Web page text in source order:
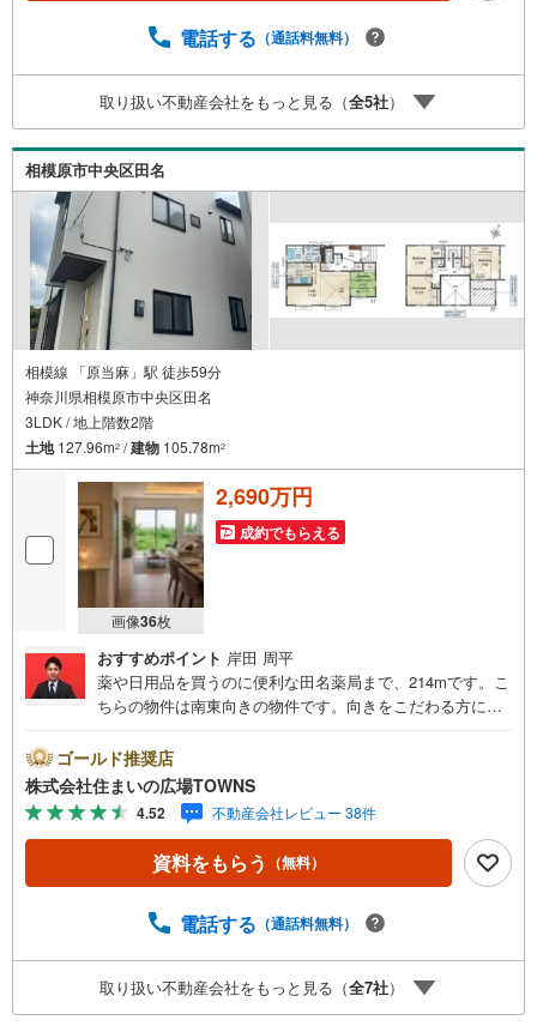
お探しの場合は当社の4LDKの物件はいかがでしょうか。建
洗濯物を干せるため日中は忙しいという人にもおすすめ
な、浴室乾燥機付きの物件です。来訪者を確認できる、TV
インターホン付きです。数ある物件の中から弊社の物件を
ご覧いただき、ありがとうございます。心を込めてお手伝
いさせて下さい
電話する （通話料無料）
取り扱い不動産会社をもっと見る（全5社）
相模原市中央区田名
相模線 「原当麻」駅 徒歩59分
神奈川県相模原市中央区田名
3LDK / 地上階数2階
土地127.96m2 /建物 105.78m2
画像36枚
2,690万円
成約でもらえる
おすすめポイント 岸田 周平
薬や日用品を買うのに便利な田名薬局まで、214mです。こ
ちらの物件は南東向きの物件です。向きをこだわる方に適
再利用できます。最近とてもニーズの高い洗髪洗面化粧台
が設置されています。3LDKの物件で、開放感のある生活を
送る事が出来ます。105.78平米の建物面積でスペースの面
でも問題なく快適に過ごせますよ。システムキッチンは必
要な物が組み込まれているため、すぐ調理できます。【年
中無休/9:00～21:00】人気物件は特にお問い合わせが集中
る」ボタンよりご予約頂くとご見学がスムーズです。■その
ライフプランのシミュレーション■住まいの広場TOWNSか
らお客様へ経験豊富なスタッフが親身になってお客様に合
った物件をご紹介させて頂きます！ /他社様掲載物件も併せ
ゴールド推奨店
株式会社住まいの広場TOWNS
4.52 不動産会社レビュー 38件
資料をもらう （無料）
電話する （通話料無料）
取り扱い不動産会社をもっと見る（全7社）